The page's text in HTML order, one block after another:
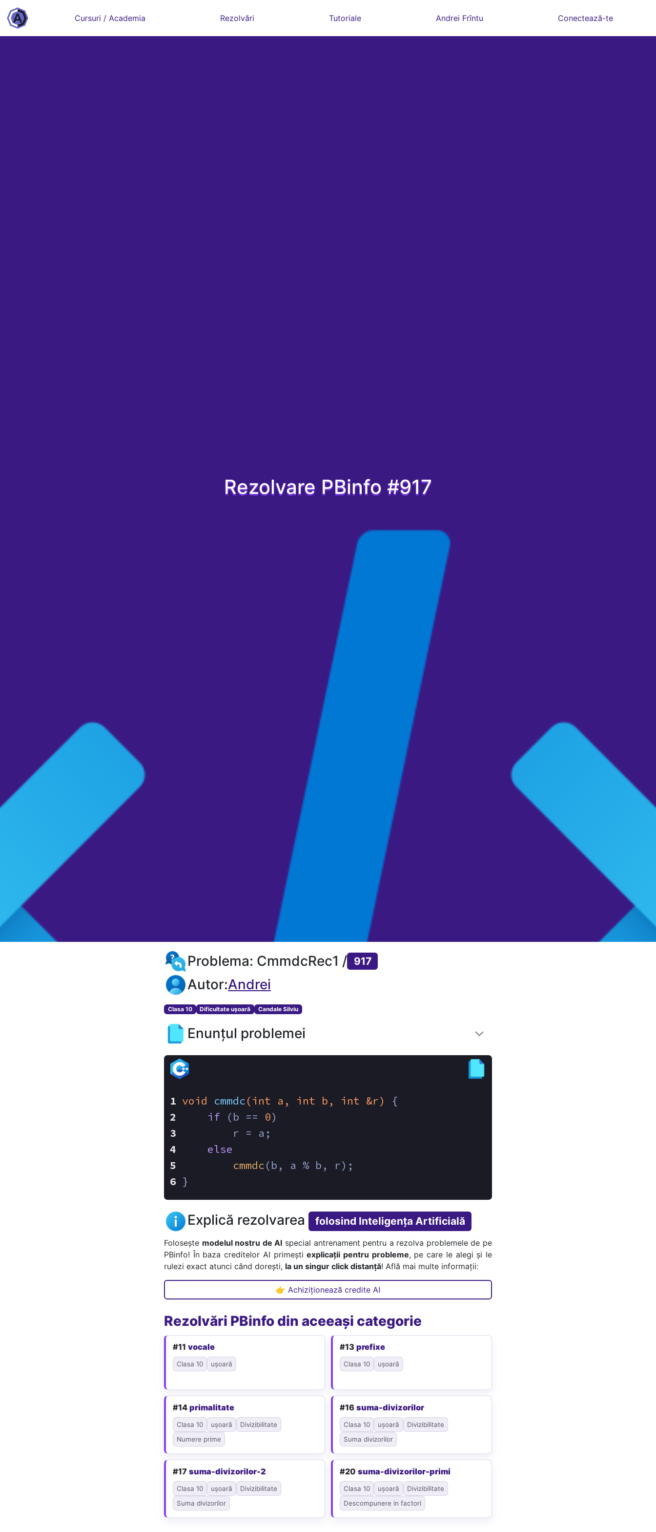
Cursuri / Academia Rezolvări Tutoriale Andrei Frîntu Conectează-te
Rezolvare PBinfo #917
Problema: CmmdcRec1 / 917
Autor:Andrei
Clasa 10 Dificultate ușoară Candale Silviu
Enunțul problemei
void cmmdc(int a, int b, int &r)
{
if (b == 0)
        r = a;
else
cmmdc(b, a % b, r);
}
Explică rezolvarea folosind Inteligența Artificială
Folosește modelul nostru de AI special antrenament pentru a rezolva problemele de pe
PBinfo! În baza creditelor AI primeștiexplicații pentru probleme, pe care le alegi și le
rulezi exact atunci când dorești, la un singur click distanță! Află mai multe informații:
👉 Achiziționează credite AI
Rezolvări PBinfo din aceeași categorie
#11 vocale
Clasa 10 ușoară
#13 prefixe
Clasa 10 ușoară
#14 primalitate
Clasa 10 ușoară
Divizibilitate
Numere prime
#16 suma-divizorilor
Clasa 10 ușoară
Divizibilitate
Suma divizorilor
#17 suma-divizorilor-2
Clasa 10 ușoară
Divizibilitate
Suma divizorilor
#20 suma-divizorilor-primi
Clasa 10 ușoară
Divizibilitate
Descompunere in factori